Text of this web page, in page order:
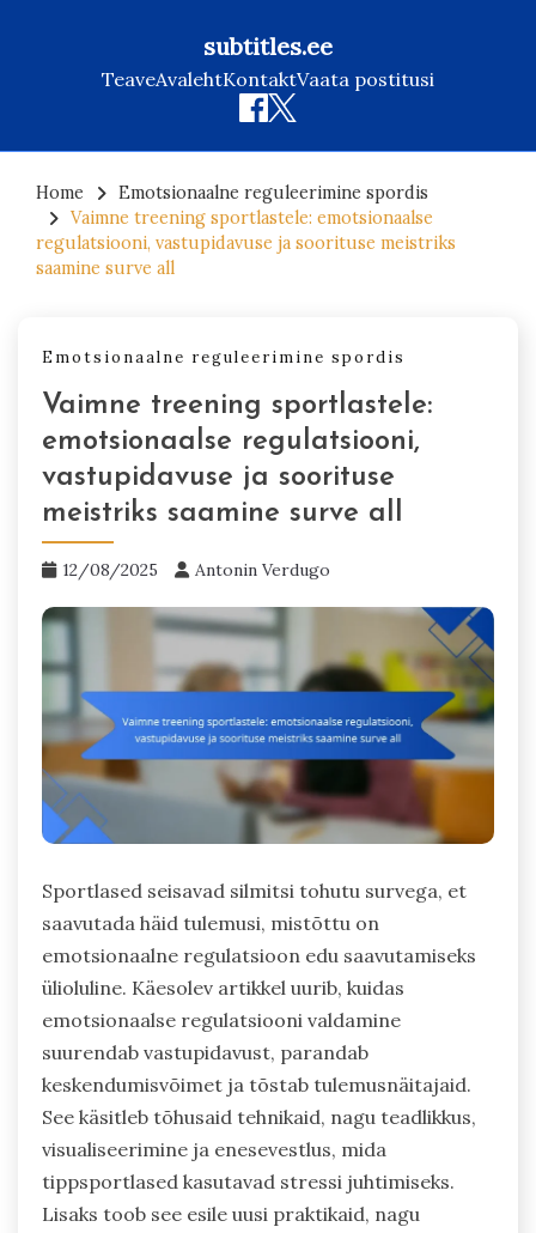
subtitles.ee
TeaveAvalehtKontaktVaata postitusi
content
Home
Emotsionaalne reguleerimine spordis
Vaimne treening sportlastele: emotsionaalse
regulatsiooni, vastupidavuse ja soorituse meistriks
saamine surve all
Emotsionaalne reguleerimine spordis
Vaimne treening sportlastele:
emotsionaalse regulatsiooni,
vastupidavuse ja soorituse
meistriks saamine surve all
12/08/2025 Antonin Verdugo
Sportlased seisavad silmitsi tohutu survega, et
saavutada häid tulemusi, mistõttu on
emotsionaalne regulatsioon edu saavutamiseks
ülioluline. Käesolev artikkel uurib, kuidas
emotsionaalse regulatsiooni valdamine
suurendab vastupidavust, parandab
keskendumisvõimet ja tõstab tulemusnäitajaid.
See käsitleb tõhusaid tehnikaid, nagu teadlikkus,
visualiseerimine ja enesevestlus, mida
tippsportlased kasutavad stressi juhtimiseks.
Lisaks toob see esile uusi praktikaid, nagu